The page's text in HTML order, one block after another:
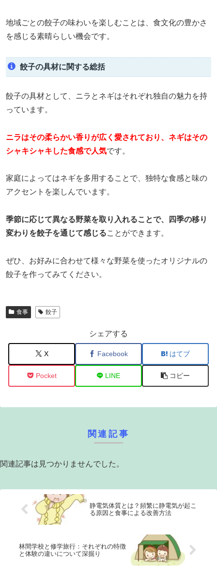
地域ごとの餃子の味わいを楽しむことは、食文化の豊かさ
を感じる素晴らしい機会です。
餃子の具材に関する総括
餃子の具材として、ニラとネギはそれぞれ独自の魅力を持
っています。
ニラはその柔らかい香りが広く愛されており、ネギはその
シャキシャキした食感で人気です。
家庭によってはネギを多用することで、独特な食感と味の
アクセントを楽しんでいます。
季節に応じて異なる野菜を取り入れることで、四季の移り
変わりを餃子を通じて感じることができます。
ぜひ、お好みに合わせて様々な野菜を使ったオリジナルの
餃子を作ってみてください。
食事 餃子
シェアする
X Facebook はてブ
Pocket LINE コピー
関連記事
関連記事は見つかりませんでした。
静電気体質とは？頻繁に静電気が起こ
る原因と食事による改善方法
林間学校と修学旅行：それぞれの特徴
と体験の違いについて深掘り